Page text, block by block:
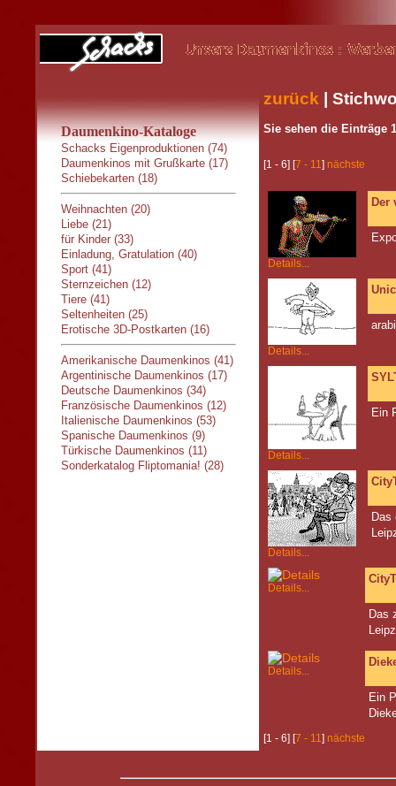
Daumenkino-Kataloge
Schacks Eigenproduktionen (74)
Daumenkinos mit Grußkarte (17)
Schiebekarten (18)
Weihnachten (20)
Liebe (21)
für Kinder (33)
Einladung, Gratulation (40)
Sport (41)
Sternzeichen (12)
Tiere (41)
Seltenheiten (25)
Erotische 3D-Postkarten (16)
Amerikanische Daumenkinos (41)
Argentinische Daumenkinos (17)
Deutsche Daumenkinos (34)
Französische Daumenkinos (12)
Italienische Daumenkinos (53)
Spanische Daumenkinos (9)
Türkische Daumenkinos (11)
Sonderkatalog Fliptomania! (28)
zurück |
Sie sehen die Einträge
[1 - 6] [7 - 11] nächste
Details...
Der
Details...
Details...
Ein
Details...
Das
Details...
Das
Details...
Ein
[1 - 6] [7 - 11] nächste